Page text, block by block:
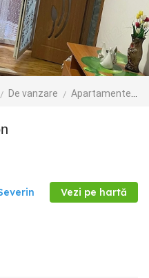
De vanzare Apartamente de vanzare
Vezi pe hartă